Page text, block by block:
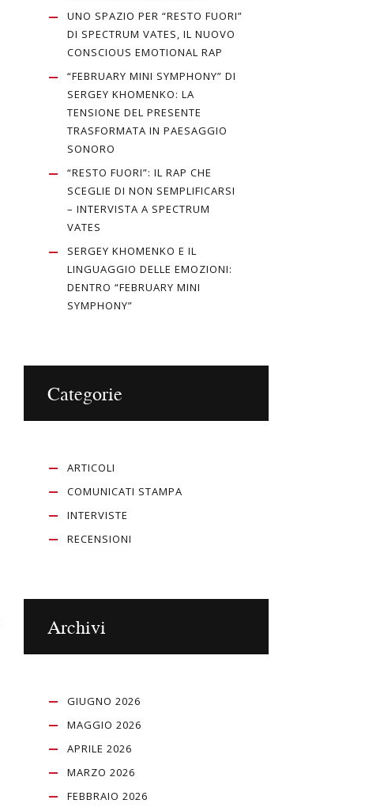
UNO SPAZIO PER “RESTO FUORI”
DI SPECTRUM VATES, IL NUOVO
CONSCIOUS EMOTIONAL RAP
“FEBRUARY MINI SYMPHONY” DI
SERGEY KHOMENKO: LA
TENSIONE DEL PRESENTE
TRASFORMATA IN PAESAGGIO
SONORO
“RESTO FUORI”: IL RAP CHE
SCEGLIE DI NON SEMPLIFICARSI
– INTERVISTA A SPECTRUM
VATES
SERGEY KHOMENKO E IL
LINGUAGGIO DELLE EMOZIONI:
DENTRO “FEBRUARY MINI
SYMPHONY”
Categorie
ARTICOLI
COMUNICATI STAMPA
INTERVISTE
RECENSIONI
Archivi
GIUGNO 2026
MAGGIO 2026
APRILE 2026
MARZO 2026
FEBBRAIO 2026